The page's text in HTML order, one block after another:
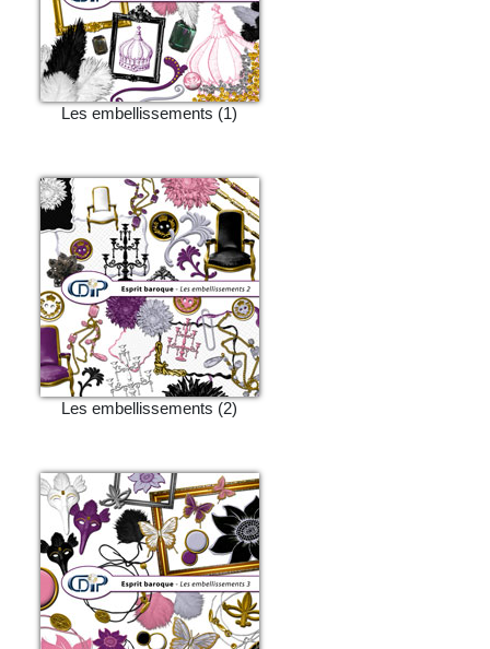
Les embellissements (1)
Les embellissements (2)